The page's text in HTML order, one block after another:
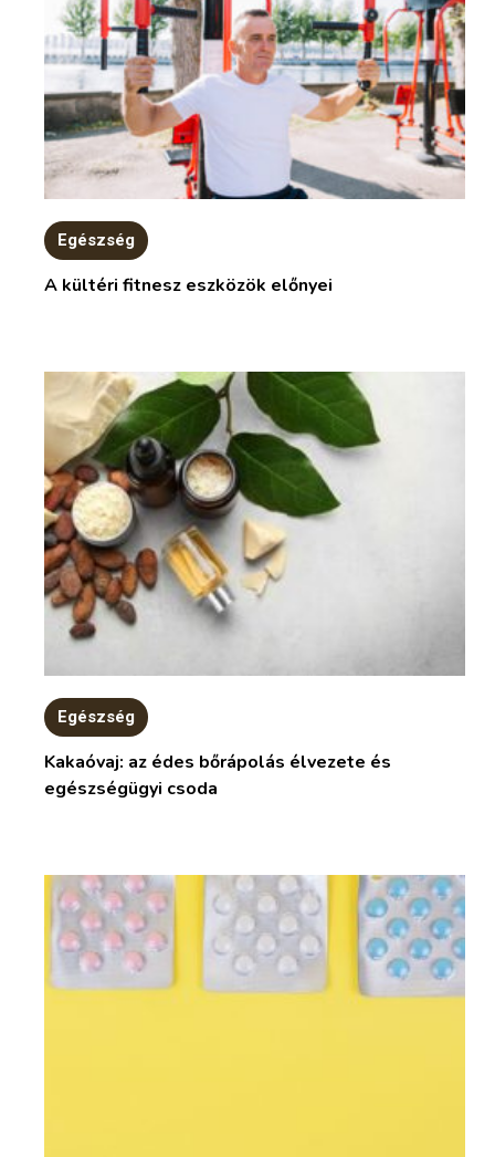
Egészség
A kültéri fitnesz eszközök előnyei
Egészség
Kakaóvaj: az édes bőrápolás élvezete és
egészségügyi csoda